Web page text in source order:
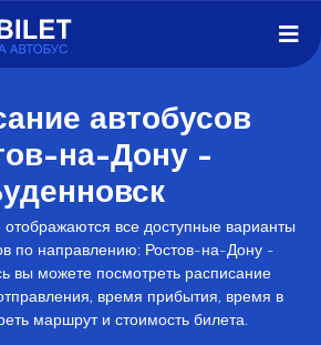
автобусов
на-Дону -
все доступные варианты
по направлению: Ростов-на-Дону -
вы можете посмотреть расписание
время прибытия, время в
маршрут и стоимость билета.